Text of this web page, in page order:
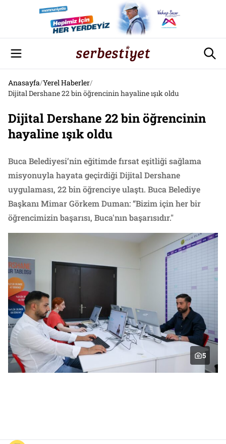
Anasayfa/Yerel Haberler/
Dijital Dershane 22 bin öğrencinin hayaline ışık oldu
Dijital Dershane 22 bin öğrencinin
hayaline ışık oldu
Buca Belediyesi’nin eğitimde fırsat eşitliği sağlama
misyonuyla hayata geçirdiği Dijital Dershane
uygulaması, 22 bin öğrenciye ulaştı. Buca Belediye
Başkanı Mimar Görkem Duman: “Bizim için her bir
öğrencimizin başarısı, Buca'nın başarısıdır."
5